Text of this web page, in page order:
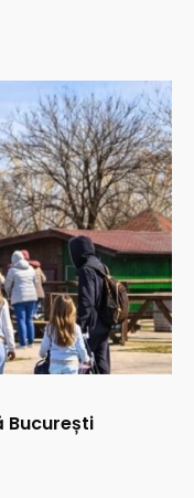
București